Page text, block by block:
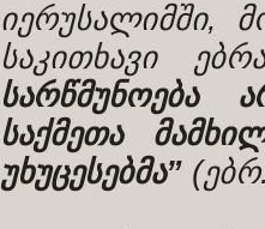
იერუსალიმში,
საკითხავი
სარწმუნოება
საქმეთა
უხუცესებმა”